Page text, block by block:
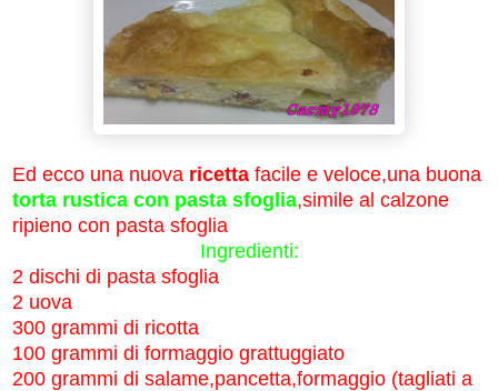
Ed ecco una nuova ricetta facile e veloce,una buona
torta rustica con pasta sfoglia,simile al calzone
ripieno con pasta sfoglia
Ingredienti:
2 dischi di pasta sfoglia
2 uova
300 grammi di ricotta
100 grammi di formaggio grattuggiato
200 grammi di salame,pancetta,formaggio (tagliati a